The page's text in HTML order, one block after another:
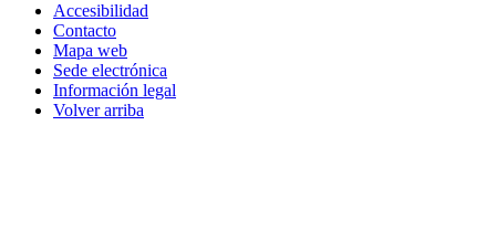
Accesibilidad
Contacto
Mapa web
Sede electrónica
Información legal
Volver arriba